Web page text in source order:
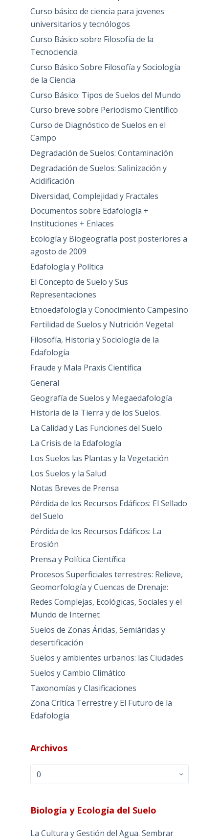
Curso básico de ciencia para jovenes
universitarios y tecnólogos
Curso Básico sobre Filosofía de la
Tecnociencia
Curso Básico Sobre Filosofía y Sociología
de la Ciencia
Curso Básico: Tipos de Suelos del Mundo
Curso breve sobre Periodismo Científico
Curso de Diagnóstico de Suelos en el
Campo
Degradación de Suelos: Contaminación
Degradación de Suelos: Salinización y
Acidificación
Diversidad, Complejidad y Fractales
Documentos sobre Edafología +
Instituciones + Enlaces
Ecología y Biogeografía post posteriores a
agosto de 2009
Edafología y Política
El Concepto de Suelo y Sus
Representaciones
Etnoedafología y Conocimiento Campesino
Fertilidad de Suelos y Nutrición Vegetal
Filosofía, Historia y Sociología de la
Edafología
Fraude y Mala Praxis Científica
General
Geografía de Suelos y Megaedafología
Historia de la Tierra y de los Suelos.
La Calidad y Las Funciones del Suelo
La Crisis de la Edafología
Los Suelos las Plantas y la Vegetación
Los Suelos y la Salud
Notas Breves de Prensa
Pérdida de los Recursos Edáficos: El Sellado
del Suelo
Pérdida de los Recursos Edáficos: La
Erosión
Prensa y Política Científica
Procesos Superficiales terrestres: Relieve,
Geomorfología y Cuencas de Drenaje:
Redes Complejas, Ecológicas, Sociales y el
Mundo de Internet
Suelos de Zonas Áridas, Semiáridas y
desertificación
Suelos y ambientes urbanos: las Ciudades
Suelos y Cambio Climático
Taxonomías y Clasificaciones
Zona Crítica Terrestre y El Futuro de la
Edafología
Archivos
Archivos
Biología y Ecología del Suelo
La Cultura y Gestión del Agua. Sembrar